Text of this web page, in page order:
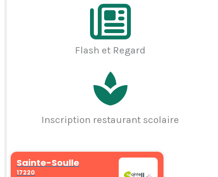
Flash et Regard
Inscription restaurant scolaire